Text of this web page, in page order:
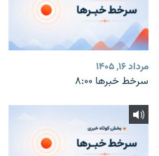
مرداد ۱۶, ۱۴۰۵
سرخط خبرها ۸:۰۰